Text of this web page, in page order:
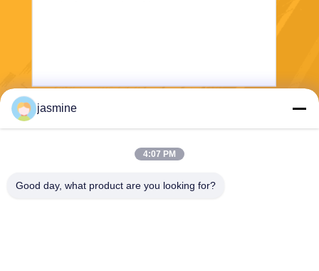
jasmine
4:07 PM
Good day, what product are you looking for?